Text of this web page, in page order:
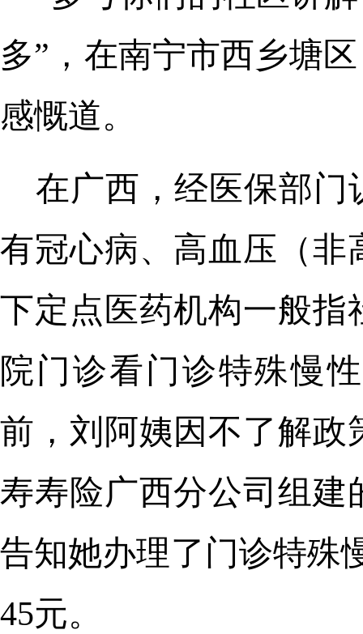
多”，在南宁市西乡塘
感慨道。
在广西，经医保部门
有冠心病、高血压（非
下定点医药机构一般指
院门诊看门诊特殊慢
前，刘阿姨因不了解政
寿寿险广西分公司组建
告知她办理了门诊特殊
45元。